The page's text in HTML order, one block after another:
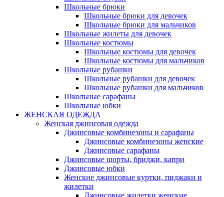
Школьные брюки
Школьные брюки для девочек
Школьные брюки для мальчиков
Школьные жилеты для девочек
Школьные костюмы
Школьные костюмы для девочек
Школьные костюмы для мальчиков
Школьные рубашки
Школьные рубашки для девочек
Школьные рубашки для мальчиков
Школьные сарафаны
Школьные юбки
ЖЕНСКАЯ ОДЕЖДА
Женская джинсовая одежда
Джинсовые комбинезоны и сарафаны
Джинсовые комбинезоны женские
Джинсовые сарафаны
Джинсовые шорты, бриджи, капри
Джинсовые юбки
Женские джинсовые куртки, пиджаки и
жилетки
Джинсовые жилетки женские